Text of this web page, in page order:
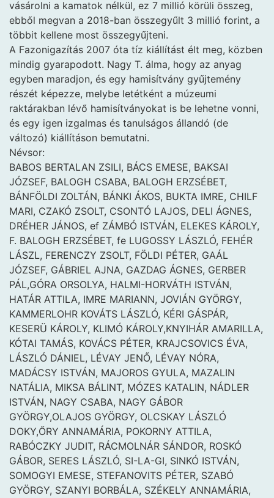
vásárolni a kamatok nélkül, ez 7 millió körüli összeg,
ebből megvan a 2018-ban összegyűlt 3 millió forint, a
többit kellene most összegyűjteni.
A Fazonigazítás 2007 óta tíz kiállítást élt meg, közben
mindig gyarapodott. Nagy T. álma, hogy az anyag
egyben maradjon, és egy hamisítvány gyűjtemény
részét képezze, melybe letétként a múzeumi
raktárakban lévő hamisítványokat is be lehetne vonni,
és egy igen izgalmas és tanulságos állandó (de
változó) kiállításon bemutatni.
Névsor:
BABOS BERTALAN ZSILI, BÁCS EMESE, BAKSAI
JÓZSEF, BALOGH CSABA, BALOGH ERZSÉBET,
BÁNFÖLDI ZOLTÁN, BÁNKI ÁKOS, BUKTA IMRE, CHILF
MARI, CZAKÓ ZSOLT, CSONTÓ LAJOS, DELI ÁGNES,
DRÉHER JÁNOS, ef ZÁMBÓ ISTVÁN, ELEKES KÁROLY,
F. BALOGH ERZSÉBET, fe LUGOSSY LÁSZLÓ, FEHÉR
LÁSZL, FERENCZY ZSOLT, FÖLDI PÉTER, GAÁL
JÓZSEF, GÁBRIEL AJNA, GAZDAG ÁGNES, GERBER
PÁL,GÓRA ORSOLYA, HALMI-HORVÁTH ISTVÁN,
HATÁR ATTILA, IMRE MARIANN, JOVIÁN GYÖRGY,
KAMMERLOHR KOVÁTS LÁSZLÓ, KÉRI GÁSPÁR,
KESERÜ KÁROLY, KLIMÓ KÁROLY,KNYIHÁR AMARILLA,
KÓTAI TAMÁS, KOVÁCS PÉTER, KRAJCSOVICS ÉVA,
LÁSZLÓ DÁNIEL, LÉVAY JENŐ, LÉVAY NÓRA,
MADÁCSY ISTVÁN, MAJOROS GYULA, MAZALIN
NATÁLIA, MIKSA BÁLINT, MÓZES KATALIN, NÁDLER
ISTVÁN, NAGY CSABA, NAGY GÁBOR
GYÖRGY,OLAJOS GYÖRGY, OLCSKAY LÁSZLÓ
DOKY,ŐRY ANNAMÁRIA, POKORNY ATTILA,
RABÓCZKY JUDIT, RÁCMOLNÁR SÁNDOR, ROSKÓ
GÁBOR, SERES LÁSZLÓ, SI-LA-GI, SINKÓ ISTVÁN,
SOMOGYI EMESE, STEFANOVITS PÉTER, SZABÓ
GYÖRGY, SZANYI BORBÁLA, SZÉKELY ANNAMÁRIA,